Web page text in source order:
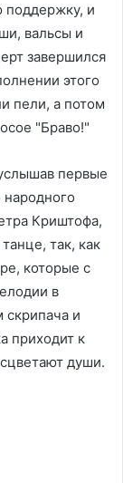
поддержку, и
вальсы и
завершился
этого
пели, а потом
"Браво!"
первые
народного
Криштофа,
так, как
которые с
в
скрипача и
приходит к
души.